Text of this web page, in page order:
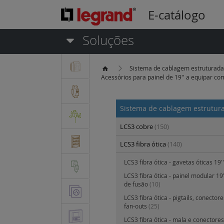
E-catálogo
Soluções
Sistema de cablagem estruturada
Acessórios para painel de 19'' a equipar
Sistema de cablagem
LCS3 cobre(150)
LCS3 fibra ótica (140)
LCS3 fibra ótica - gavetas óticas 19''
LCS3 fibra ótica - painel modular
de fusão(10)
LCS3 fibra ótica - pigtails,
fan-outs (25)
LCS3 fibra ótica - mala e